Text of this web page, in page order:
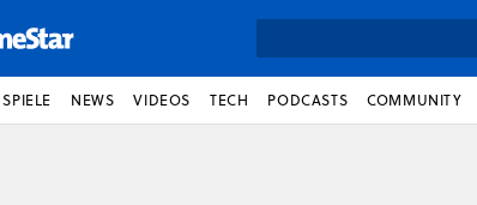
SPIELE NEWS VIDEOS TECH PODCASTS COMMUNITY